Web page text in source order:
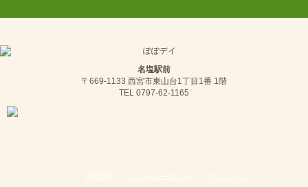
名塩駅前
〒669-1133 西宮市東山台1丁目1番 1階
TEL 0797-62-1165